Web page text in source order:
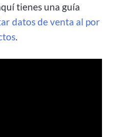
tienes una guía
datos de venta al por
.